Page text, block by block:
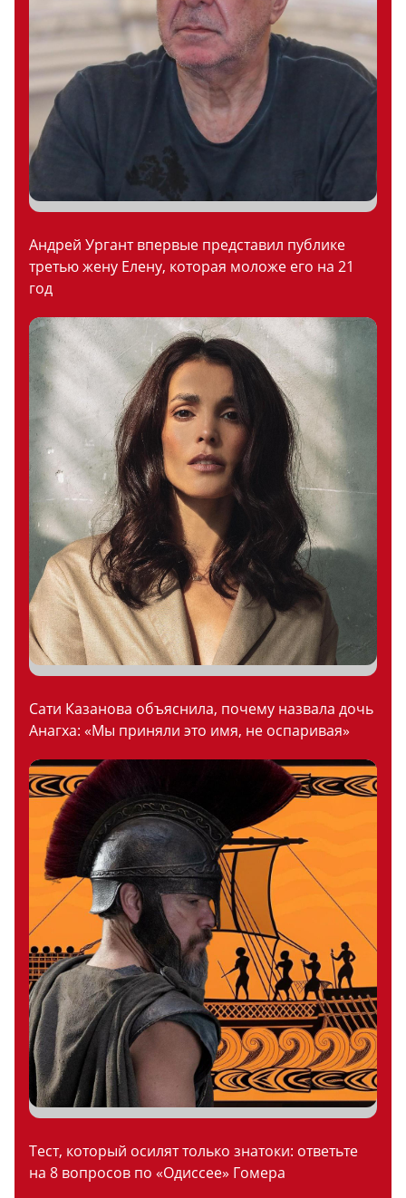
Андрей Ургант впервые представил публике
третью жену Елену, которая моложе его на 21
год
Сати Казанова объяснила, почему назвала дочь
Анагха: «Мы приняли это имя, не оспаривая»
Тест, который осилят только знатоки: ответьте
на 8 вопросов по «Одиссее» Гомера